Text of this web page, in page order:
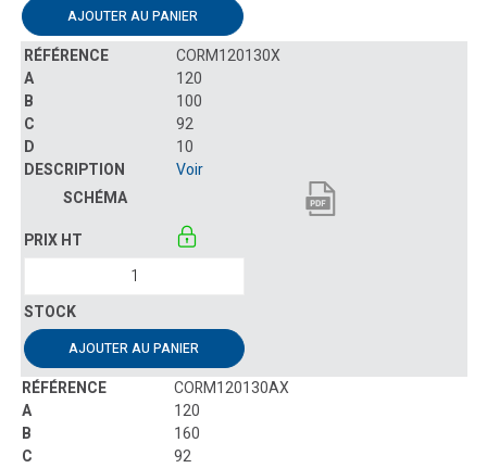
AJOUTER AU PANIER
CORM120130X
120
100
92
10
Voir
AJOUTER AU PANIER
CORM120130AX
120
160
92